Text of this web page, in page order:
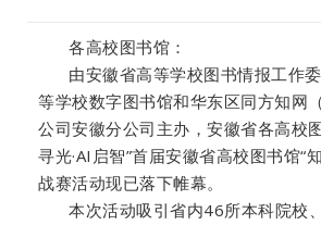
各高校图书馆：
由安徽省高等学校图书情报工作
等学校数字图书馆和华东区同方知网
公司安徽分公司主办，安徽省各高校
寻光·AI启智”首届安徽省高校图书馆“
战赛活动现已落下帷幕。
本次活动吸引省内46所本科院校